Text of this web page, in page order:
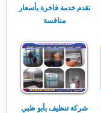
تقدم خدمة فاخرة بأسعار
منافسة
شركة تنظيف بأبو ظبي